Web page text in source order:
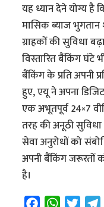
यह ध्यान देने योग्य है
मासिक ब्याज
ग्राहकों की सुविधा
विस्तारित बैंकिंग घंटे
बैंकिंग के प्रति अपनी
हुए, एयू ने अपना
एक अभूतपूर्व 24×7
तरह की अनूठी
सेवा अनुरोधों को
अपनी बैंकिंग जरूरतों
है।
W